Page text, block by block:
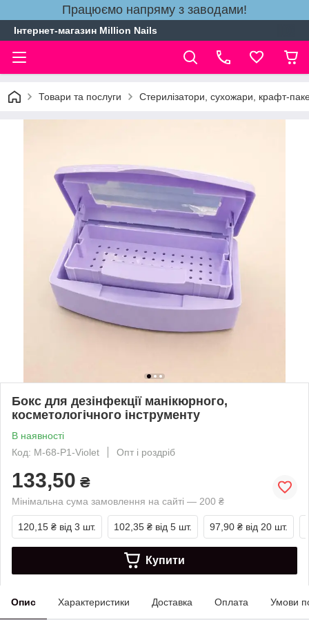
Працюємо напряму з заводами!
Інтернет-магазин Million Nails
Товари та послуги Стерилізатори, сухожари, крафт-
Бокс для дезінфекції манікюрного,
косметологічного інструменту
В наявності
Код: M-68-P1-Violet
Опт і роздріб
133,50 ₴
Мінімальна сума замовлення на сайті — 200 ₴
120,15 ₴ від 3 шт. 102,35 ₴ від 5 шт. 97,90 ₴ від 20 шт.
Купити
Опис Характеристики Доставка Оплата Умови